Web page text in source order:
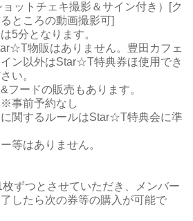
ットチェキ撮影＆サイン付き）[ク
ところの動画撮影可]
5分となります。
物販はありません。豊田カフェ
ン以外はStar☆T特典券ほ使用でき
い。
ードの販売もあります。
事前予約なし
関するルールはStar☆T特典会に準
等はありません。
ずつとさせていただき、メンバー
したら次の券等の購入が可能で